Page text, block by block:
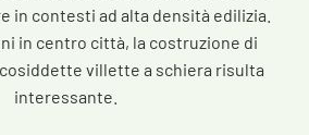
in contesti ad alta densità edilizia.
in centro città, la costruzione di
villette a schiera risulta
interessante.